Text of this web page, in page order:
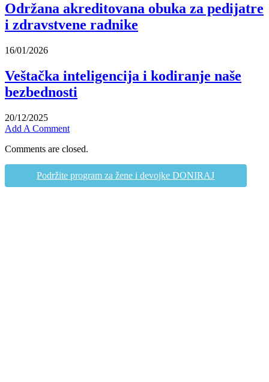
Održana akreditovana obuka za pedijatre
i zdravstvene radnike
16/01/2026
Veštačka inteligencija i kodiranje naše
bezbednosti
20/12/2025
Add A Comment
Comments are closed.
Podržite program za žene i devojke DONIRAJ